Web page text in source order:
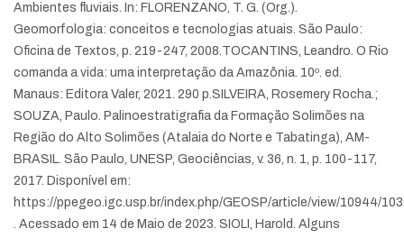
Ambientes fluviais. In: FLORENZANO, T. G. (Org.).
Geomorfologia: conceitos e tecnologias atuais. São Paulo:
Oficina de Textos, p. 219-247, 2008.TOCANTINS, Leandro. O Rio
comanda a vida: uma interpretação da Amazônia. 10º. ed.
Manaus: Editora Valer, 2021. 290 p.SILVEIRA, Rosemery Rocha.;
SOUZA, Paulo. Palinoestratigrafia da Formação Solimões na
Região do Alto Solimões (Atalaia do Norte e Tabatinga), AM-
BRASIL. São Paulo, UNESP, Geociências, v. 36, n. 1, p. 100-117,
2017. Disponível em:
https://ppegeo.igc.usp.br/index.php/GEOSP/article/view/10944/
. Acessado em 14 de Maio de 2023. SIOLI, Harold. Alguns